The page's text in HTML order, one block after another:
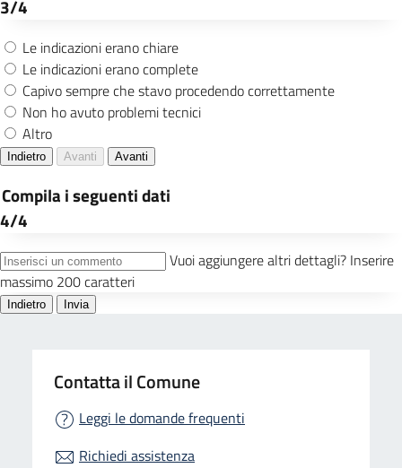
Contatta il Comune
Leggi le domande frequenti
Richiedi assistenza